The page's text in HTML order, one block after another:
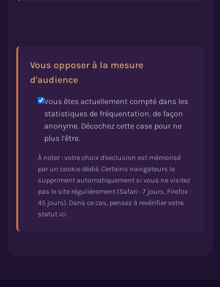
Vous opposer à la mesure
d'audience
Vous êtes actuellement compté dans les
statistiques de fréquentation, de façon
anonyme. Décochez cette case pour ne
plus l’être.
À noter : votre choix d'exclusion est mémorisé
par un cookie dédié. Certains navigateurs le
suppriment automatiquement si vous ne visitez
pas le site régulièrement (Safari : 7 jours, Firefox :
45 jours). Dans ce cas, pensez à revérifier votre
statut ici.